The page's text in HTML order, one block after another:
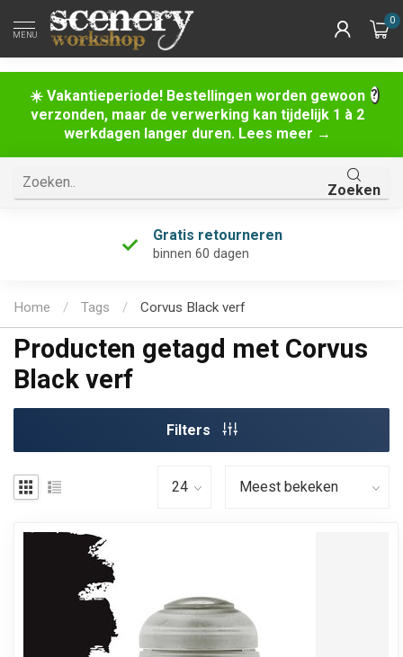
☀️ Vakantieperiode! Bestellingen worden gewoon
verzonden, maar de verwerking kan tijdelijk 1 à 2
werkdagen langer duren. Lees meer →
MENU
0
Zoeken
Gratis retourneren
binnen 60 dagen
Home / Tags / Corvus Black verf
Producten getagd met Corvus
Black verf
Filters